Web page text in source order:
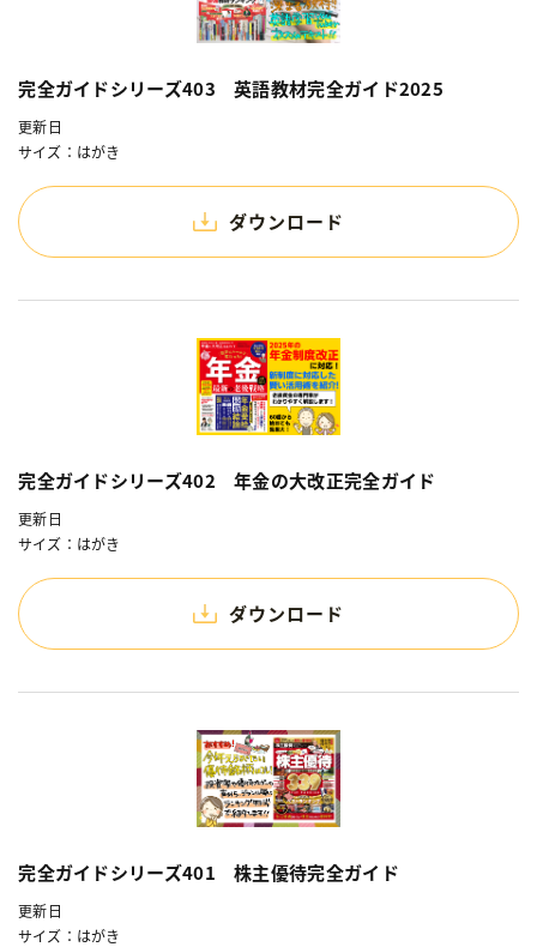
完全ガイドシリーズ403 英語教材完全ガイド2025
更新日
サイズ：はがき
ダウンロード
完全ガイドシリーズ402 年金の大改正完全ガイド
更新日
サイズ：はがき
ダウンロード
完全ガイドシリーズ401 株主優待完全ガイド
更新日
サイズ：はがき